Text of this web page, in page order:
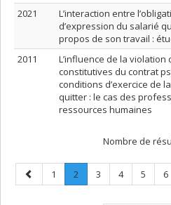
2021
L’interaction entre
d’expression du salarié
propos de son travail :
2011
L’influence de la violation
constitutives du contrat
conditions d’exercice de
quitter : le cas des
ressources humaines
Nombre de
Page
précédente
Page
1 Page
2
Page
Page
3 Page
4 Page
5 6